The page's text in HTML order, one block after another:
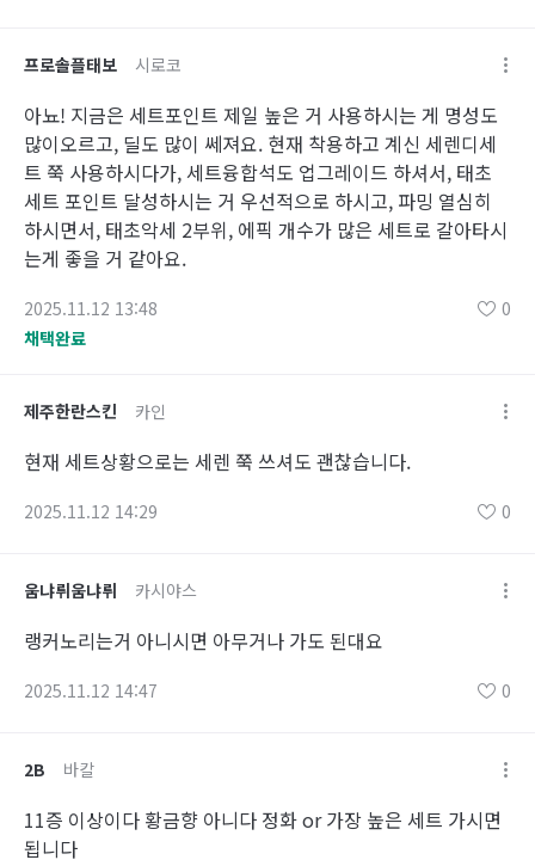
프로솔플태보 시로코
아뇨! 지금은 세트포인트 제일 높은 거 사용하시는 게 명성도
많이오르고, 딜도 많이 쎄져요. 현재 착용하고 계신 세렌디세
트 쭉 사용하시다가, 세트융합석도 업그레이드 하셔서, 태초
세트 포인트 달성하시는 거 우선적으로 하시고, 파밍 열심히
하시면서, 태초악세 2부위, 에픽 개수가 많은 세트로 갈아타시
는게 좋을 거 같아요.
2025.11.12 13:48
0
채택완료
제주한란스킨 카인
현재 세트상황으로는 세렌 쭉 쓰셔도 괜찮습니다.
2025.11.12 14:29 0
움냐뤼움냐뤼 카시야스
랭커노리는거 아니시면 아무거나 가도 된대요
2025.11.12 14:47 0
2B 바칼
11증 이상이다 황금향 아니다 정화 or 가장 높은 세트 가시면
됩니다